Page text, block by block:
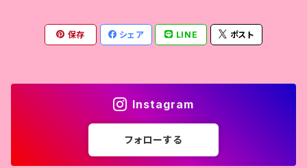
蓮子花
天使
保存 シェア LINE ポスト
Instagram
フォローする